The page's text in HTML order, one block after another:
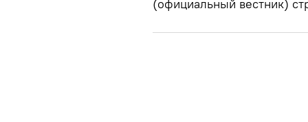
(официальный вестник)